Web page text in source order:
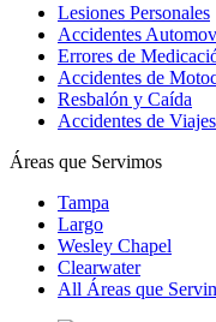
Lesiones Personales
Accidentes
Errores de
Accidentes de
Resbalón y Caída
Accidentes de
Áreas que Servimos
Tampa
Largo
Wesley Chapel
Clearwater
All Áreas que